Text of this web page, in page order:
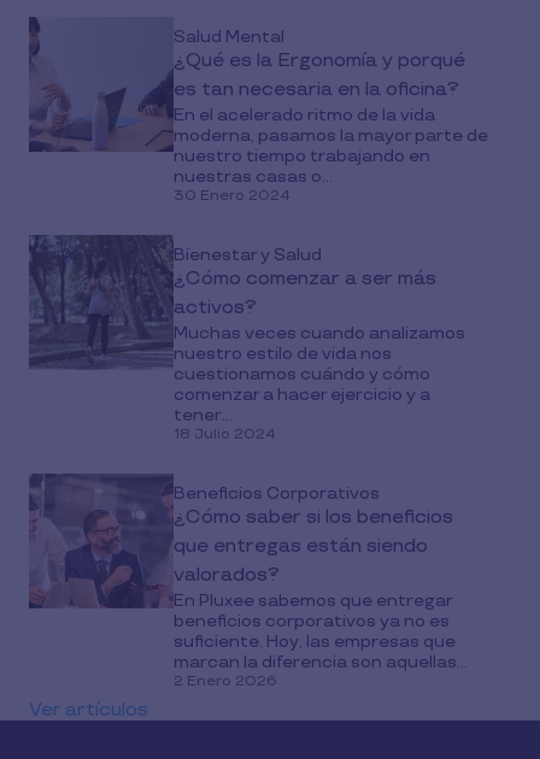
Salud Mental
¿Qué es la Ergonomía y porqué
es tan necesaria en la oficina?
En el acelerado ritmo de la vida
moderna, pasamos la mayor parte de
nuestro tiempo trabajando en
nuestras casas o...
30 Enero 2024
Bienestar y Salud
¿Cómo comenzar a ser más
activos?
Muchas veces cuando analizamos
nuestro estilo de vida nos
cuestionamos cuándo y cómo
comenzar a hacer ejercicio y a
tener...
18 Julio 2024
Beneficios Corporativos
¿Cómo saber si los beneficios
que entregas están siendo
valorados?
En Pluxee sabemos que entregar
beneficios corporativos ya no es
suficiente. Hoy, las empresas que
marcan la diferencia son aquellas...
2 Enero 2026
Ver artículos